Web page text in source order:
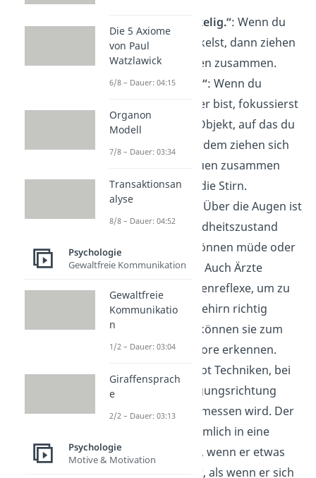
„Ich finde das ekelig.“: Wenn du
dich vor etwas ekelst, dann ziehen
sich deine Pupillen zusammen.
„Ich bin wütend.“: Wenn du
wütend und sauer bist, fokussierst
du dich auf das Objekt, auf das du
sauer bist. Außerdem ziehen sich
deine Augenbrauen zusammen
und du runzelst die Stirn.
„Ich bin krank.“
: Über die Augen ist
auch dein Gesundheitszustand
erkennbar. Sie können müde oder
hellwach wirken. Auch Ärzte
nutzen die Pupillenreflexe, um zu
sehen, ob dein Gehirn richtig
funktioniert. So können sie zum
Beispiel Hirntumore erkennen.
: Es gibt Techniken, bei
denen die Bewegungsrichtung
deiner Augen gemessen wird. Der
Mensch blickt nämlich in eine
andere Richtung, wenn er etwas
erfindet und lügt, als wenn er sich
Die 5 Axiome
von Paul
Watzlawick
6/8 – Dauer: 04:15
Organon
Modell
7/8 – Dauer: 03:34
Transaktionsan
alyse
8/8 – Dauer: 04:52
Psychologie
Gewaltfreie Kommunikation
Gewaltfreie
Kommunikatio
n
1/2 – Dauer: 03:04
Giraffensprach
e
2/2 – Dauer: 03:13
Psychologie
Motive & Motivation